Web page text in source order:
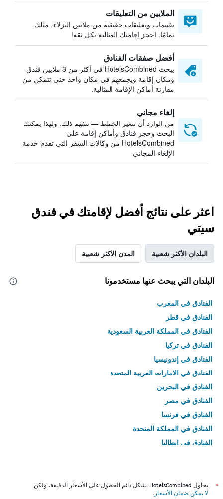
الملايين من التعليقات
تقييمات وتعليقات حقيقية من ملايين النزلاء، مثلك
تمامًا. احجز إقامتك المثالية بكل ثقة!
أفضل صفقات الفنادق
يبحث HotelsCombined في أكثر من 3 ملايين فندق
ومكان إقامة ويجمعهم في مكان واحد حتى تتمكن من
مقارنة أماكن الإقامة المثالية.
إلغاء مجاني
من الوارد أن تتغير الخطط — نتفهم ذلك. ولهذا يمكنك
البحث وحجز فنادق وأماكن إقامة على
HotelsCombined من وكالات السفر التي تقدم خدمة
الإلغاء المجاني
اعثر على نتائج أفضل لإقامتك في فندق
سيتي
البلدان الأكثر شعبية المدن الأكثر شعبية
البلدان التي يبحث عنها مستخدمونا
الفنادق في المغرب
الفنادق في قطر
الفنادق في المملكة العربية السعودية
الفنادق في تركيا
الفنادق في إندونيسيا
الفنادق في الامارات العربية المتحدة
الفنادق في البحرين
الفنادق في مصر
الفنادق في فرنسا
الفنادق في المملكة المتحدة
الفنادق في إيطاليا
*
يحاول HotelsCombined بشكل دائم الحصول على الأسعار الدقيقة، ولكن
لا يمكن ضمان الأسعار .